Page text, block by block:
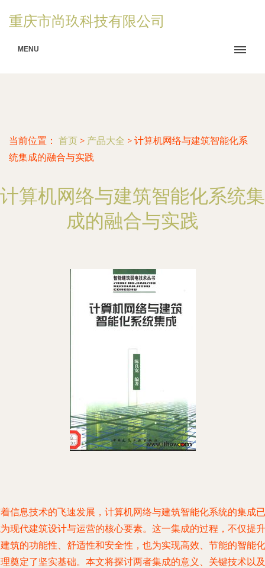
重庆市尚玖科技有限公司
MENU
当前位置： 首页 > 产品大全 > 计算机网络与建筑智能化系
统集成的融合与实践
计算机网络与建筑智能化系统集
成的融合与实践
信息技术的飞速发展，计算机网络与建筑智能化系统的集成已
现代建筑设计与运营的核心要素。这一集成的过程，不仅提升
筑的功能性、舒适性和安全性，也为实现高效、节能的智能化
奠定了坚实基础。本文将探讨两者集成的意义、关键技术以及